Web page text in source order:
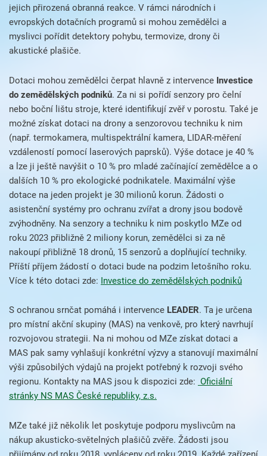
jejich přirozená obranná reakce. V rámci národních i
evropských dotačních programů si mohou zemědělci a
myslivci pořídit detektory pohybu, termovize, drony či
akustické plašiče.
Dotaci mohou zemědělci čerpat hlavně z intervence Investice
do zemědělských podniků. Za ni si pořídí senzory pro čelní
nebo boční lištu stroje, které identifikují zvěř v porostu. Také je
možné získat dotaci na drony a senzorovou techniku k nim
(např. termokamera, multispektrální kamera, LIDAR-měření
vzdáleností pomocí laserových paprsků). Výše dotace je 40 %
a lze ji ještě navýšit o 10 % pro mladé začínající zemědělce a o
dalších 10 % pro ekologické podnikatele. Maximální výše
dotace na jeden projekt je 30 milionů korun. Žádosti o
asistenční systémy pro ochranu zvířat a drony jsou bodově
zvýhodněny. Na senzory a techniku k nim poskytlo MZe od
roku 2023 přibližně 2 miliony korun, zemědělci si za ně
nakoupí přibližně 18 dronů, 15 senzorů a doplňující techniky.
Příští příjem žádostí o dotaci bude na podzim letošního roku.
Více k této dotaci zde: Investice do zemědělských podniků
S ochranou srnčat pomáhá i intervence LEADER. Ta je určena
pro místní akční skupiny (MAS) na venkově, pro který navrhují
rozvojovou strategii. Na ni mohou od MZe získat dotaci a
MAS pak samy vyhlašují konkrétní výzvy a stanovují maximální
výši způsobilých výdajů na projekt potřebný k rozvoji svého
regionu. Kontakty na MAS jsou k dispozici zde: Oficiální
stránky NS MAS České republiky, z.s.
MZe také již několik let poskytuje podporu myslivcům na
nákup akusticko-světelných plašičů zvěře. Žádosti jsou